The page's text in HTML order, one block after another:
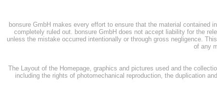
bonsure GmbH makes every effort to ensure that the material
completely ruled out. bonsure GmbH does not accept liability for the
unless the mistake occurred intentionally or through gross negligence.
of any
The Layout of the Homepage, graphics and pictures used and the
including the rights of photomechanical reproduction, the duplication